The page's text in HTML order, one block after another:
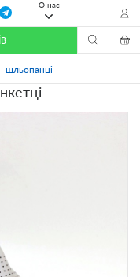
О нас
шльопанці